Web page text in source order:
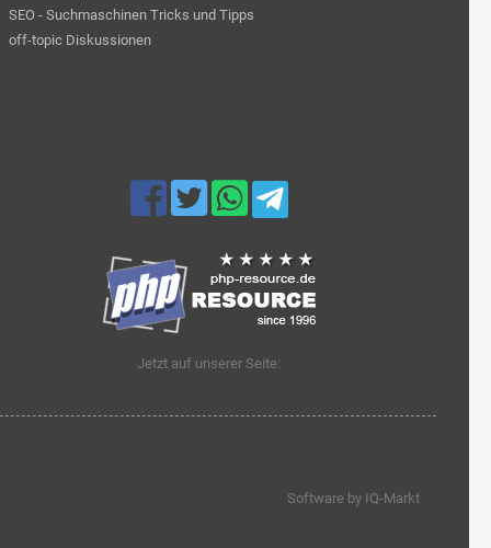
SEO - Suchmaschinen Tricks und Tipps
off-topic Diskussionen
Jetzt auf unserer Seite:
Software by IQ-Markt